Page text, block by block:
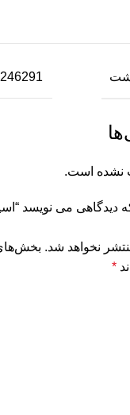
نشده است.
دیدگاهی می نویسد
نخواهد شد. بخش‌های
*